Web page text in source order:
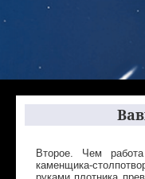
Второе. Чем
каменщика-